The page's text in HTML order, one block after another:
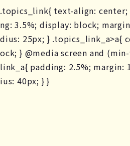
.topics_link{ text-align:
ng: 3.5%; display: block;
dius: 25px; } .topics_link_a>a{
ock; } @media screen and
link_a{ padding: 2.5%; margin:
ius: 40px; } }